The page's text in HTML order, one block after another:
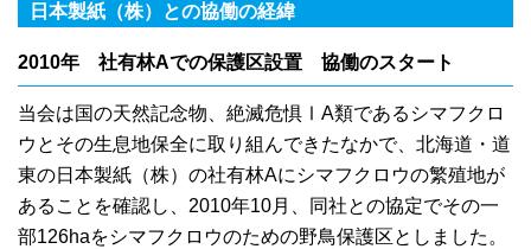
日本製紙（株）との協働の経緯
2010年 社有林Aでの保護区設置 協働のスタート
当会は国の天然記念物、絶滅危惧ⅠA類であるシマフクロ
ウとその生息地保全に取り組んできたなかで、北海道・道
東の日本製紙（株）の社有林Aにシマフクロウの繁殖地が
あることを確認し、2010年10月、同社との協定でその一
部126haをシマフクロウのための野鳥保護区としました。